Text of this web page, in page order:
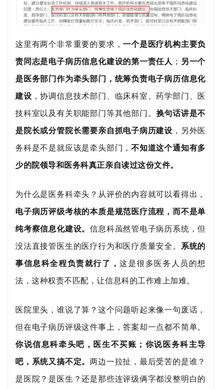
这里有两个非常重要的要求，一个是医疗机构主要负
责同志是电子病历信息化建设的第一责任人 ； 另一个
是医务部门作为牵头部门，统筹负责电子病历信息化
建设 ，协调信息技术部门、临床科室、药学部门、医
技科室以及有关职能部门等其他部门。 换句话讲是不
是院长或分管院长需要亲自抓电子病历建设 ，另外医
务科是不是就应该是牵头部门，不知道这个通知有多
少的院领导和医务科真正亲自读过这份文件。
为什么是医务科牵头？从评价的内容就可以看得出，
电子病历评级考核的本质是规范医疗流程，而不是单
纯考察信息化建设。信息科虽然管电子病历系统，但
没法直接管医生的医疗行为和医疗质量安全。 系统的
事信息科全程负责就行了，这是很多医务人员的想
法，这种权责不匹配，让信息科的工作难上加难。
医院里头，谁说了算？这个问题听起来像一句废话，
但在电子病历评级这件事上，答案却一点都不简单。
你说信息科牵头吧，医生不买账；你说医务科主导
吧，系统又搞不定。两边一拉扯，最后受苦的是谁？
是医院？是医生？还是那些连评级俩字都没整明白的